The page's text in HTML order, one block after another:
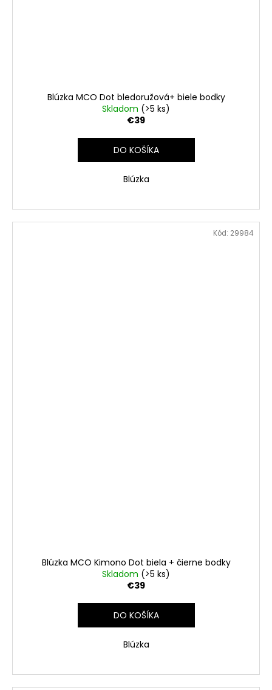
Blúzka MCO Dot bledoružová+ biele bodky
Skladom (>5 ks)
€39
DO KOŠÍKA
Blúzka
Blúzka MCO Kimono Dot biela + čierne bodky
Skladom (>5 ks)
€39
DO KOŠÍKA
Blúzka
Kód: 29984